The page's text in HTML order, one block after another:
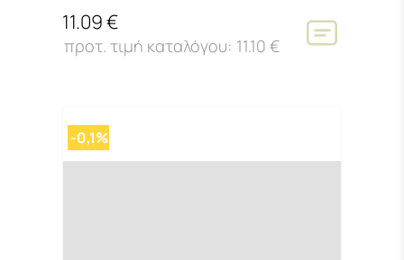
11.09 €
11.10 €
-0,1%